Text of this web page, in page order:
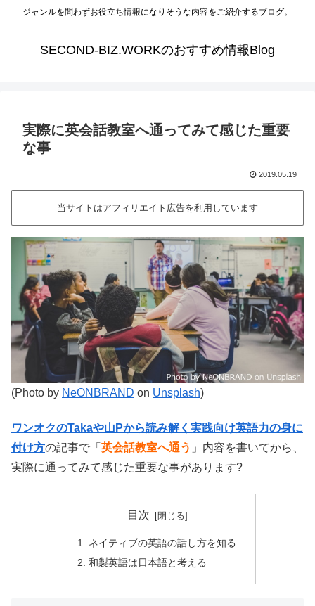
ジャンルを問わずお役立ち情報になりそうな内容をご紹介するブログ。
SECOND-BIZ.WORKのおすすめ情報Blog
実際に英会話教室へ通ってみて感じた重要
な事
2019.05.19
当サイトはアフィリエイト広告を利用しています
(Photo by NeONBRAND on Unsplash)
ワンオクのTakaや山Pから読み解く実践向け英語力の身に
付け方の記事で「 英会話教室へ通う 」内容を書いてから、
実際に通ってみて感じた重要な事があります?
目次
ネイティブの英語の話し方を知る
和製英語は日本語と考える